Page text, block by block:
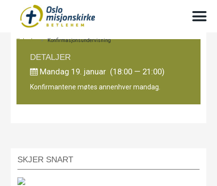
Kalender > Konfirmasjonsundervisning
DETALJER
Mandag 19. januar (18:00 — 21:00)
Konfirmantene møtes annenhver mandag.
SKJER SNART